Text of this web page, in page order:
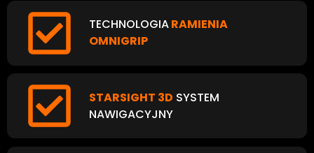
TECHNOLOGIARAMIENIA
OMNIGRIP
STARSIGHT 3D SYSTEM
NAWIGACYJNY